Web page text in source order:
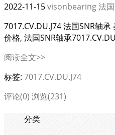
2022-11-15visonbearing法
7017.CV.DU.J74 法国SNR轴承
价格, 法国SNR轴承
阅读全文>>
标签: 7017.CV.DU.J74
评论(0) 浏览(231)
分类